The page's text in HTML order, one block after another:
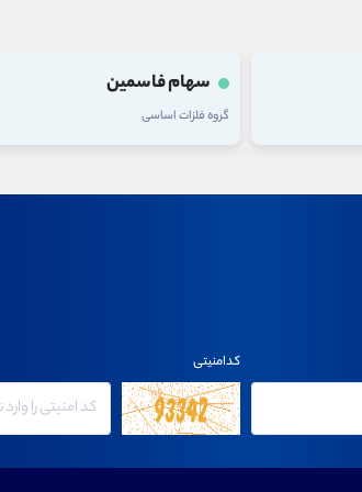
سهام فاسمین
گروه فلزات اساسی
کدامنیتی